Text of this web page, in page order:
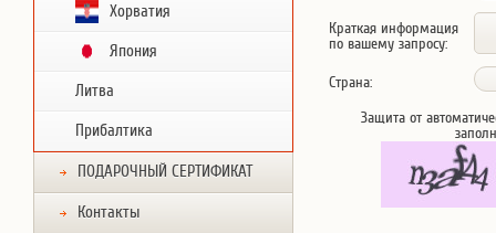
Хорватия
Япония
Литва
Прибалтика
ПОДАРОЧНЫЙ СЕРТИФИКАТ
Контакты
Краткая информация
по вашему запросу:
Страна:
Защита от